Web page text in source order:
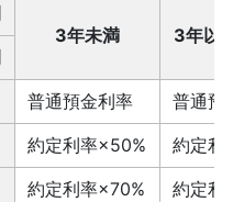
3年未満
3年以
普通預金利率
普通預
約定利率×50%
約定利
約定利率×70%
約定利